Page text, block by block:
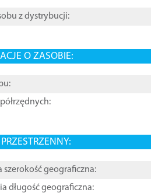
z dystrybucji:
O ZASOBIE:
szerokość geograficzna:
długość geograficzna: